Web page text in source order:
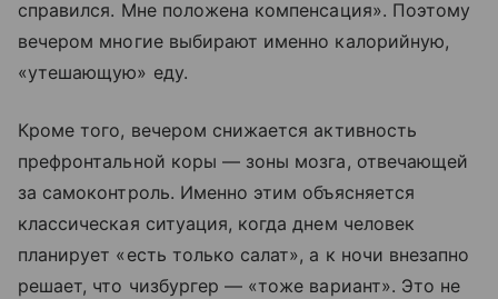
справился. Мне положена компенсация». Поэтому
вечером многие выбирают именно калорийную,
«утешающую» еду.
Кроме того, вечером снижается активность
префронтальной коры — зоны мозга, отвечающей
за самоконтроль. Именно этим объясняется
классическая ситуация, когда днем человек
планирует «есть только салат», а к ночи внезапно
решает, что чизбургер — «тоже вариант». Это не